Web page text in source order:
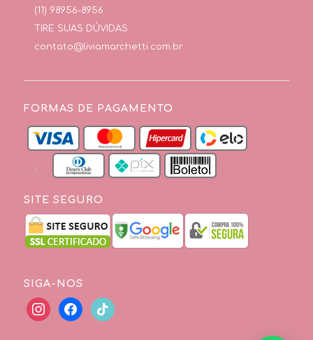
(11) 98956-8956
TIRE SUAS DÚVIDAS
contato@liviamarchetti.com.br
FORMAS DE PAGAMENTO
SITE SEGURO
SIGA-NOS